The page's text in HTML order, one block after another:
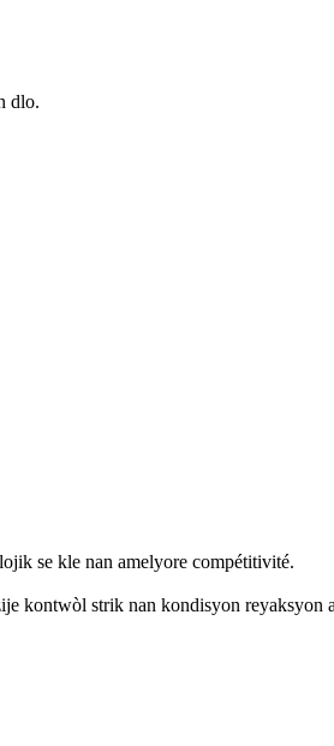
dlo.
se kle nan amelyore compétitivité.
kontwòl strik nan kondisyon reyaksyon